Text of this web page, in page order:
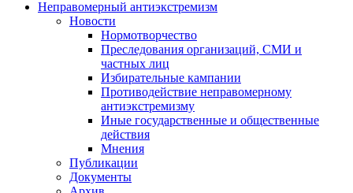
Неправомерный антиэкстремизм
Новости
Нормотворчество
Преследования организаций, СМИ и
частных лиц
Избирательные кампании
Противодействие неправомерному
антиэкстремизму
Иные государственные и общественные
действия
Мнения
Публикации
Документы